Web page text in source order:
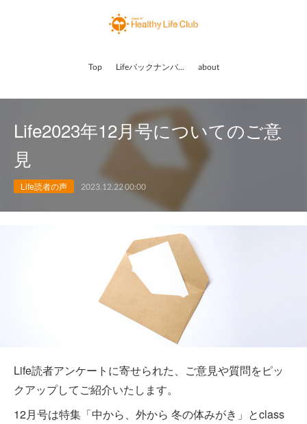
Top Lifeバックナンバー about
Life2023年12月号についてのご意
見
Life読者の声 2023.12.22 00:00
Life読者アンケートに寄せられた、ご意見や質問をピッ
クアップしてご紹介いたします。
12月号は特集「中から、外から 冬の体みがき」とclass